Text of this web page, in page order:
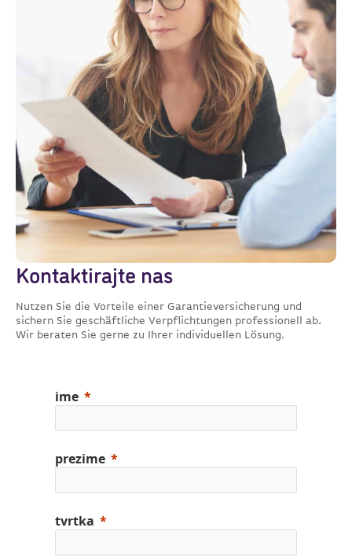
Kontaktirajte nas
Nutzen Sie die Vorteile einer Garantieversicherung und
sichern Sie geschäftliche Verpflichtungen professionell ab.
Wir beraten Sie gerne zu Ihrer individuellen Lösung.
ime
prezime
tvrtka